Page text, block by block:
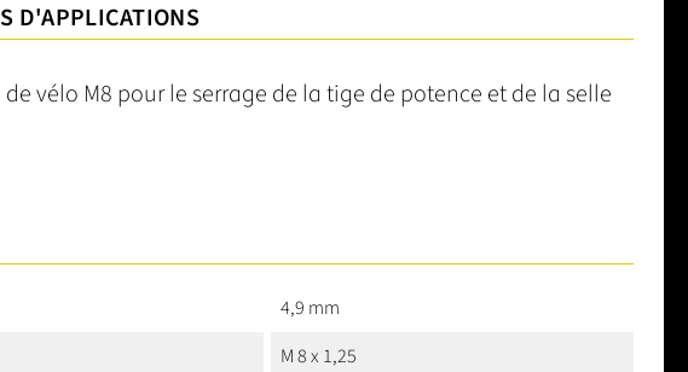
D'APPLICATIONS
vélo M8 pour le serrage de la tige de potence et de la selle
4,9 mm
M 8 x 1,25